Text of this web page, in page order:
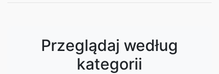
Przeglądaj według
kategorii